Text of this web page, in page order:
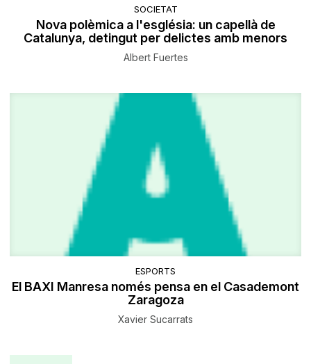
SOCIETAT
Nova polèmica a l'església: un capellà de
Catalunya, detingut per delictes amb menors
Albert Fuertes
ESPORTS
El BAXI Manresa només pensa en el Casademont
Zaragoza
Xavier Sucarrats